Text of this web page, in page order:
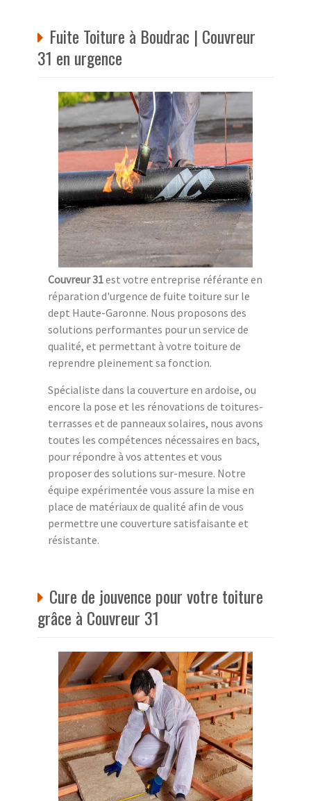
Fuite Toiture à Boudrac | Couvreur
31 en urgence
Couvreur 31est votre entreprise référante en
réparation d'urgence de fuite toiture sur le
dept Haute-Garonne. Nous proposons des
solutions performantes pour un service de
qualité, et permettant à votre toiture de
reprendre pleinement sa fonction.
Spécialiste dans la couverture en ardoise, ou
encore la pose et les rénovations de toitures-
terrasses et de panneaux solaires, nous avons
toutes les compétences nécessaires en bacs,
pour répondre à vos attentes et vous
proposer des solutions sur-mesure. Notre
équipe expérimentée vous assure la mise en
place de matériaux de qualité afin de vous
permettre une couverture satisfaisante et
résistante.
Cure de jouvence pour votre toiture
grâce à Couvreur 31